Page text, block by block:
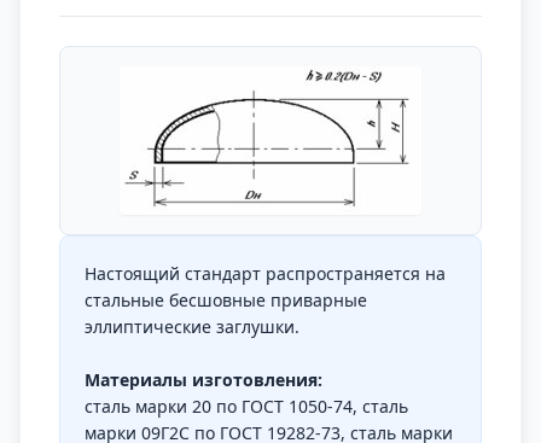
Настоящий стандарт распространяется на
стальные бесшовные приварные
эллиптические заглушки.
Материалы изготовления:
сталь марки 20 по ГОСТ 1050-74, сталь
марки 09Г2С по ГОСТ 19282-73, сталь марки